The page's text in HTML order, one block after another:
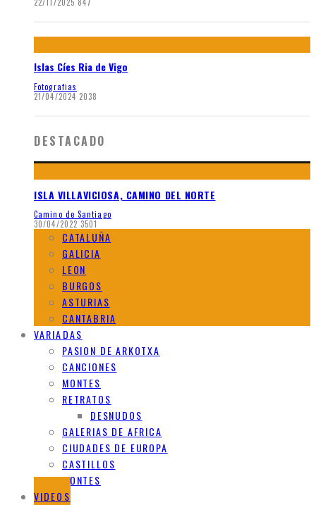
Islas Cíes Ria de Vigo
Fotografias
21/04/2024 2038
DESTACADO
ISLA VILLAVICIOSA, CAMINO DEL NORTE
Camino de Santiago
30/04/2022 3501
CATALUÑA
GALICIA
LEON
BURGOS
ASTURIAS
CANTABRIA
VARIADAS
PASION DE ARKOTXA
CANCIONES
MONTES
RETRATOS
DESNUDOS
GALERIAS DE AFRICA
CIUDADES DE EUROPA
CASTILLOS
MONTES
VIDEOS